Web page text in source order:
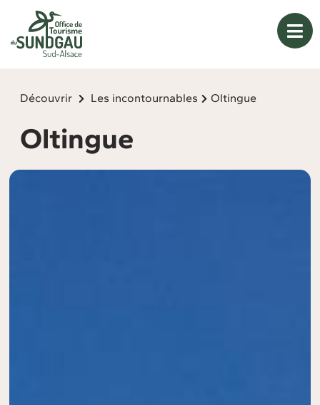
Découvrir Les incontournables Oltingue
Oltingue
Panneau de gestion des cookies